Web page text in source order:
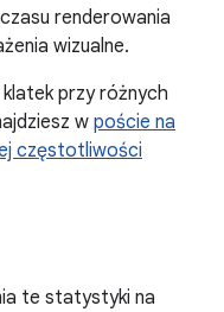
renderowania
wizualne.
przy różnych
wpoście na
częstotliwości
te statystyki na